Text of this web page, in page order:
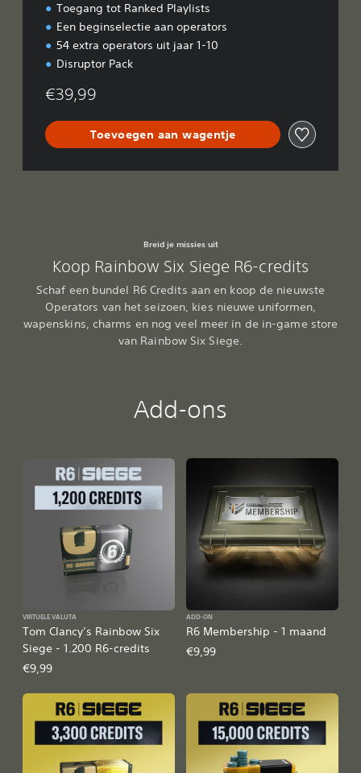
Toegang tot Ranked Playlists
Een beginselectie aan operators
54 extra operators uit jaar 1-10
Disruptor Pack
€39,99
Toevoegen aan wagentje
Breid je missies uit
Koop Rainbow Six Siege R6-credits
Schaf een bundel R6 Credits aan en koop de nieuwste
Operators van het seizoen, kies nieuwe uniformen,
wapenskins, charms en nog veel meer in de in-game store
van Rainbow Six Siege.
Add-ons
Tom Clancy’s Rainbow Six
Siege - 1.200 R6-credits
VIRTUELE VALUTA
€9,99
R6 Membership - 1 maand
ADD-ON
€9,99